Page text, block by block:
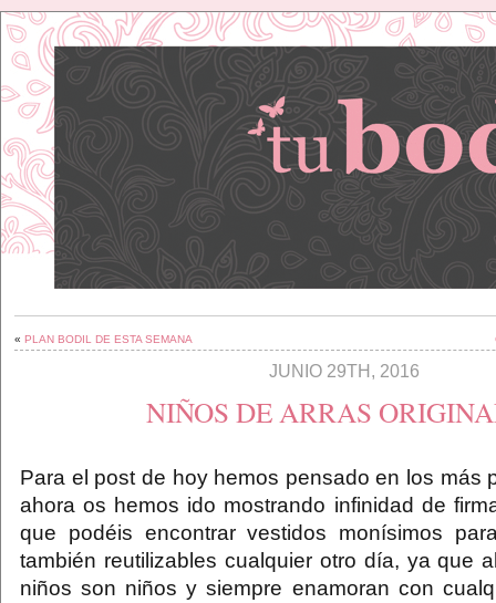
« PLAN BODIL DE ESTA SEMANA
JUNIO 29TH, 2016
NIÑOS DE ARRAS
Para el post de hoy hemos pensado en los
ahora os hemos ido mostrando infinidad de
que podéis encontrar vestidos monísimos
también reutilizables cualquier otro día, ya que
niños son niños y siempre enamoran con